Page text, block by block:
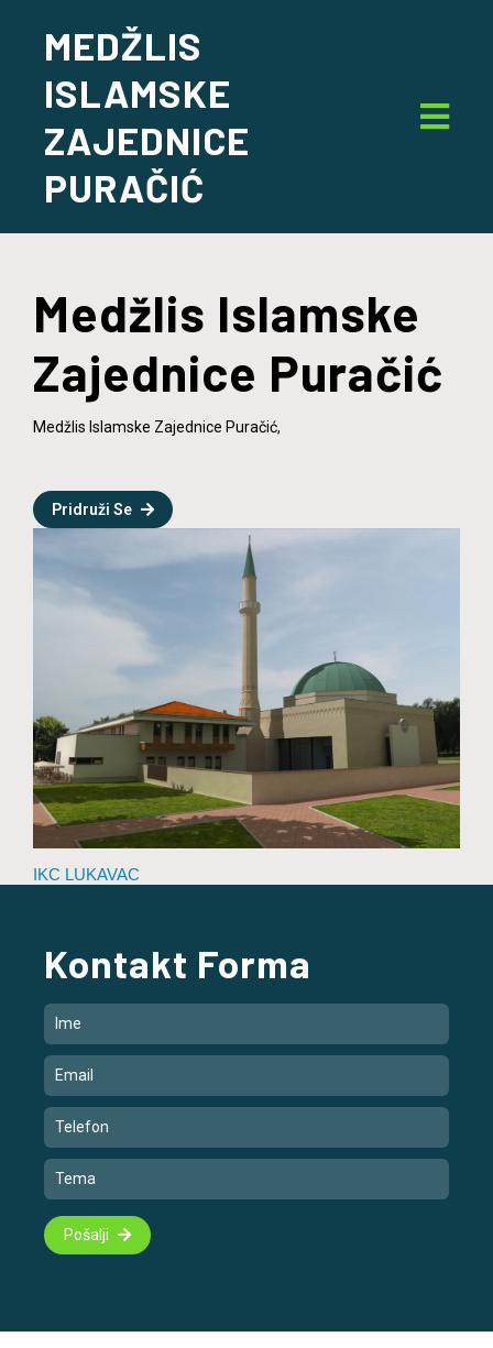
MEDŽLIS
ISLAMSKE
ZAJEDNICE
PURAČIĆ
Medžlis Islamske
Zajednice Puračić
Medžlis Islamske Zajednice Puračić,
Pridruži Se
IKC LUKAVAC
Kontakt Forma
Pošalji